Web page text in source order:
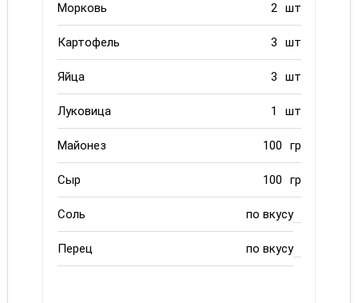
Морковь 2 шт
Картофель 3 шт
Яйца 3 шт
Луковица 1 шт
Майонез 100 гр
Сыр 100 гр
Соль по вкусу
Перец по вкусу